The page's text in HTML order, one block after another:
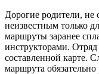
Дорогие родители, не
неизвестным только
маршруты заранее
инструкторами.
составленной карте.
маршрута